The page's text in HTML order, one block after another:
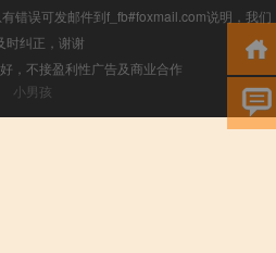
错误可发邮件到f_fb#foxmail.com说明，我们
时纠正，谢谢
，不接盈利性广告及商业合作
小男孩